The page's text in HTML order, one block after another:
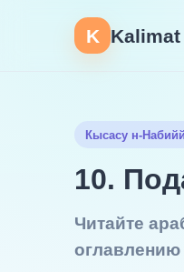
K Kalimat
Кысасу н-
10.
Читайте
оглавлению